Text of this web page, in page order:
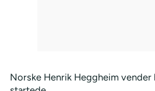
Norske Henrik Heggheim